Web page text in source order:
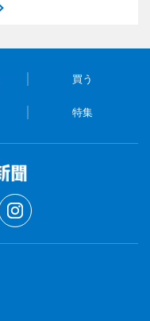
買う
特集